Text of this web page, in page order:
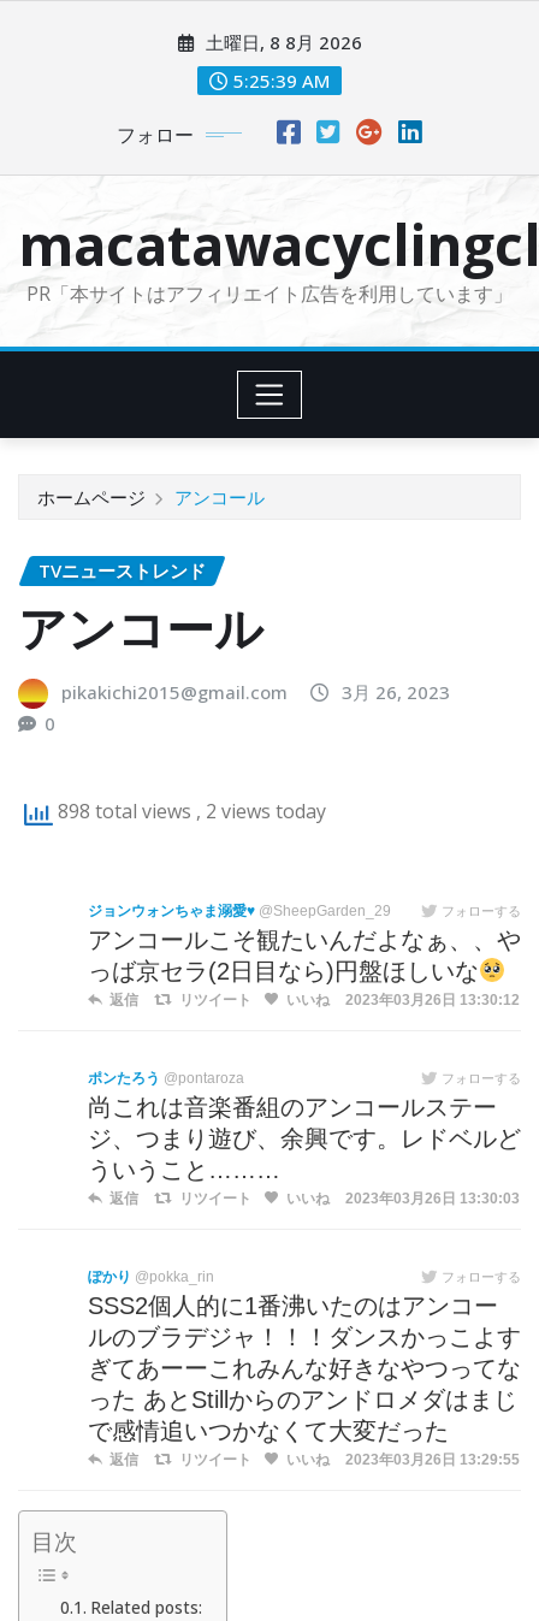
に
土曜日, 8 8月 2026
5:25:41 AM
フォロー
PR「本サイトはアフィリエイト広告を利用しています」
ホームページ アンコール
TVニューストレンド
アンコール
pikakichi2015@gmail.com
3月 26, 2023
0
898 total views , 2 views today
ジョンウォンちゃま溺愛♥️ @SheepGarden_29 フォローする
アンコールこそ観たいんだよなぁ、、や
っば京セラ(2日目なら)円盤ほしいな
返信 リツイート いいね 2023年03月26日 13:30:12
ポンたろう @pontaroza フォローする
尚これは音楽番組のアンコールステー
ジ、つまり遊び、余興です。レドベルど
ういうこと………
返信 リツイート いいね 2023年03月26日 13:30:03
ぽかり @pokka_rin フォローする
SSS2個人的に1番沸いたのはアンコー
ルのブラデジャ！！！ダンスかっこよす
ぎてあーーこれみんな好きなやつってな
った あとStillからのアンドロメダはまじ
で感情追いつかなくて大変だった
返信 リツイート いいね 2023年03月26日 13:29:55
目次
Related posts: